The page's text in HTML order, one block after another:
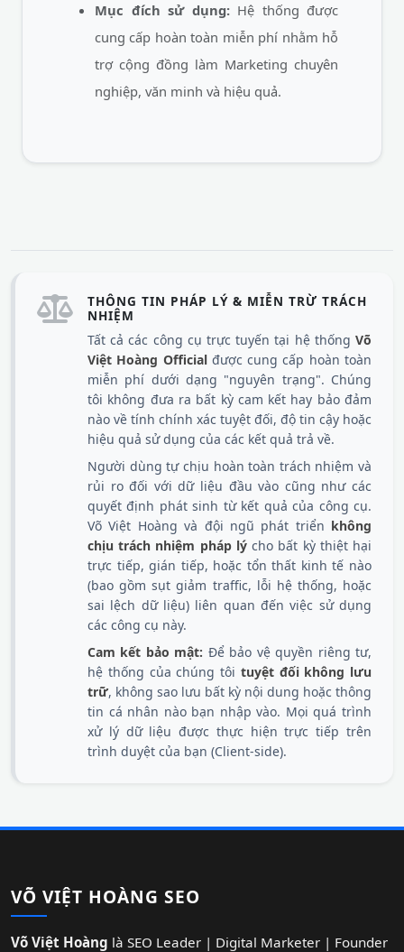
Mục đích sử dụng:Hệ thống được
cung cấp hoàn toàn miễn phí nhằm hỗ
trợ cộng đồng làm Marketing chuyên
nghiệp, văn minh và hiệu quả.
THÔNG TIN PHÁP LÝ & MIỄN TRỪ TRÁCH
NHIỆM
Tất cả các công cụ trực tuyến tại hệ thống Võ
Việt Hoàng Officialđược cung cấp hoàn toàn
miễn phí dưới dạng "nguyên trạng". Chúng
tôi không đưa ra bất kỳ cam kết hay bảo đảm
nào về tính chính xác tuyệt đối, độ tin cậy hoặc
hiệu quả sử dụng của các kết quả trả về.
Người dùng tự chịu hoàn toàn trách nhiệm và
rủi ro đối với dữ liệu đầu vào cũng như các
quyết định phát sinh từ kết quả của công cụ.
Võ Việt Hoàng và đội ngũ phát triển không
chịu trách nhiệm pháp lýcho bất kỳ thiệt hại
trực tiếp, gián tiếp, hoặc tổn thất kinh tế nào
(bao gồm sụt giảm traffic, lỗi hệ thống, hoặc
sai lệch dữ liệu) liên quan đến việc sử dụng
các công cụ này.
Cam kết bảo mật: Để bảo vệ quyền riêng tư,
hệ thống của chúng tôi tuyệt đối không lưu
trữ, không sao lưu bất kỳ nội dung hoặc thông
tin cá nhân nào bạn nhập vào. Mọi quá trình
xử lý dữ liệu được thực hiện trực tiếp trên
trình duyệt của bạn (Client-side).
VÕ VIỆT HOÀNG SEO
Võ Việt Hoàng là SEO Leader | Digital Marketer | Founder